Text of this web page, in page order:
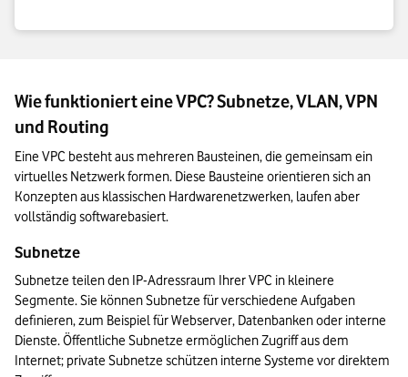
Wie funktioniert eine VPC? Subnetze, VLAN, VPN
und Routing
Eine VPC besteht aus mehreren Bausteinen, die gemeinsam ein
virtuelles Netzwerk formen. Diese Bausteine orientieren sich an
Konzepten aus klassischen Hardwarenetzwerken, laufen aber
vollständig softwarebasiert.
Subnetze
Subnetze teilen den IP-Adressraum Ihrer VPC in kleinere
Segmente. Sie können Subnetze für verschiedene Aufgaben
definieren, zum Beispiel für Webserver, Datenbanken oder interne
Dienste. Öffentliche Subnetze ermöglichen Zugriff aus dem
Internet; private Subnetze schützen interne Systeme vor direktem